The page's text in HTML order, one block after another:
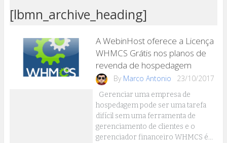
[lbmn_archive_heading]
A WebinHost oferece a Licença
WHMCS Grátis nos planos de
revenda de hospedagem
By Marco Antonio 23/10/2017
Gerenciar uma empresa de
hospedagem pode ser uma tarefa
difícil sem uma ferramenta de
gerenciamento de clientes e o
gerenciador financeiro WHMCS é…